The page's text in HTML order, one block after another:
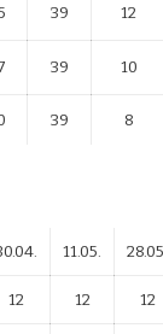
39 12
39 10
39 8
11.05.
12 12 12